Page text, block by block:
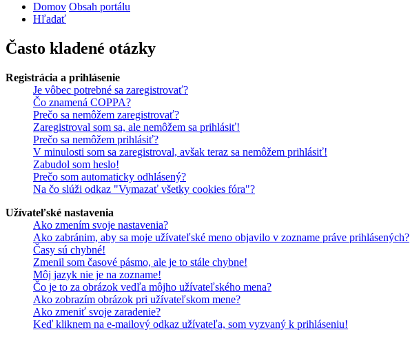
Domov Obsah portálu
Hľadať
Často kladené otázky
Registrácia a prihlásenie
Je vôbec potrebné sa zaregistrovať?
Čo znamená COPPA?
Prečo sa nemôžem zaregistrovať?
Zaregistroval som sa, ale nemôžem sa prihlásiť!
Prečo sa nemôžem prihlásiť?
V minulosti som sa zaregistroval, avšak teraz sa nemôžem prihlásiť!
Zabudol som heslo!
Prečo som automaticky odhlásený?
Na čo slúži odkaz "Vymazať všetky cookies fóra"?
Užívateľské nastavenia
Ako zmením svoje nastavenia?
Ako zabránim, aby sa moje užívateľské meno objavilo v zozname práve prihlásených?
Časy sú chybné!
Zmenil som časové pásmo, ale je to stále chybne!
Môj jazyk nie je na zozname!
Čo je to za obrázok vedľa môjho užívateľského mena?
Ako zobrazím obrázok pri užívateľskom mene?
Ako zmeniť svoje zaradenie?
Keď kliknem na e-mailový odkaz užívateľa, som vyzvaný k prihláseniu!